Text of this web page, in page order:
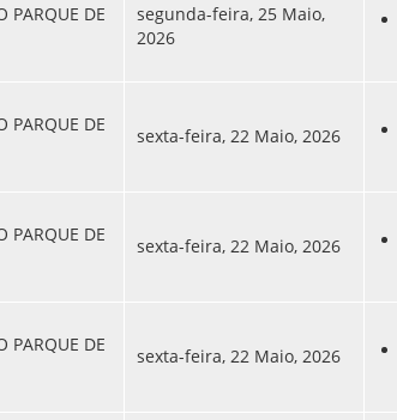
PARQUE DE
segunda-feira, 25 Maio,
2026
PARQUE DE
sexta-feira, 22 Maio, 2026
PARQUE DE
sexta-feira, 22 Maio, 2026
PARQUE DE
sexta-feira, 22 Maio, 2026